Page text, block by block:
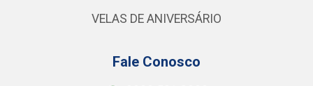
VELAS DE ANIVERSÁRIO
Fale Conosco